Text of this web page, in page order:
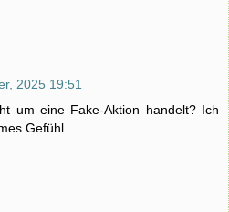
2025 19:51
um eine Fake-Aktion handelt? Ich
Gefühl.